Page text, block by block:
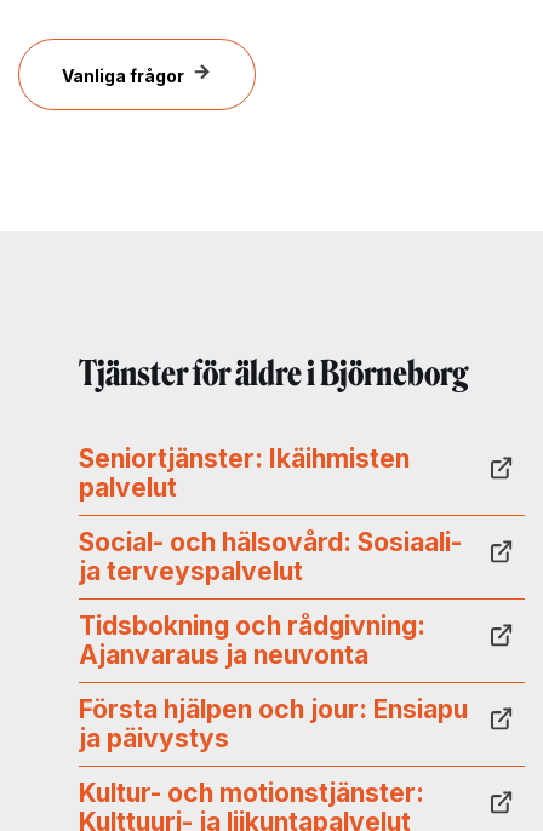
Vanliga frågor
Tjänster för äldre i Björneborg
Seniortjänster: Ikäihmisten
palvelut
Social- och hälsovård: Sosiaali-
ja terveyspalvelut
Tidsbokning och rådgivning:
Ajanvaraus ja neuvonta
Första hjälpen och jour: Ensiapu
ja päivystys
Kultur- och motionstjänster:
Kulttuuri- ja liikuntapalvelut